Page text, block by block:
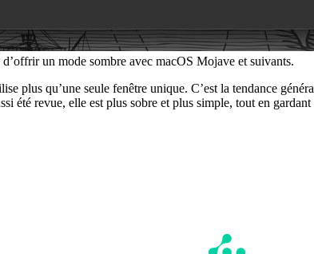
un mode sombre avec macOS Mojave et suivants.
plus qu’une seule fenêtre unique. C’est la tendance
été revue, elle est plus sobre et plus simple, tout en